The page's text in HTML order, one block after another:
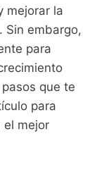
mejorar la
Sin embargo,
para
que te
para
el mejor